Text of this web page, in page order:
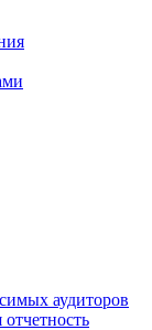
аудиторов